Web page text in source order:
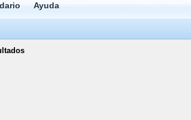
Ayuda